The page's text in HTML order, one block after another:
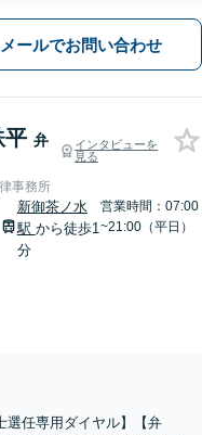
メールでお問い合わせ
平 弁
インタビューを
見る
事務所
新御茶ノ水
駅 から徒歩1
分
営業時間：07:00
~21:00（平日）
選任専用ダイヤル】【弁